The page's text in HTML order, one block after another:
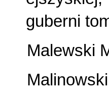
guberni
Malewski